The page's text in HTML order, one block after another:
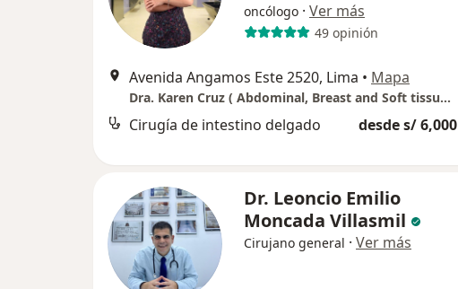
oncólogo · Ver más
49 opinión
Avenida Angamos Este 2520, Lima • Mapa
Dra. Karen Cruz ( Abdominal, Breast and Soft tissue Surgeon)
Cirugía de intestino delgado desde s/ 6,000
Dr. Leoncio Emilio
Moncada Villasmil
Cirujano general · Ver más